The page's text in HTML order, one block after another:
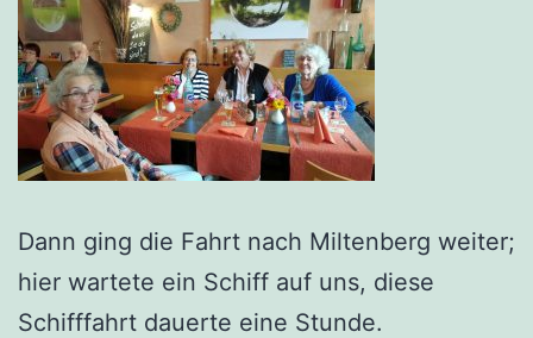
Dann ging die Fahrt nach Miltenberg weiter;
hier wartete ein Schiff auf uns, diese
Schifffahrt dauerte eine Stunde.